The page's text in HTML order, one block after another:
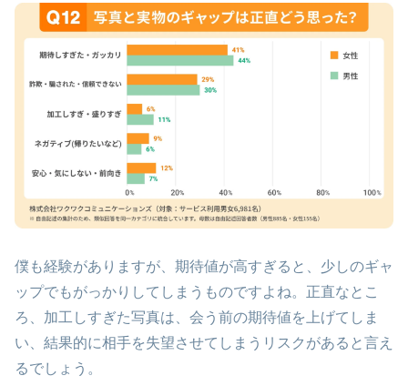
僕も経験がありますが、期待値が高すぎると、少しのギャ
ップでもがっかりしてしまうものですよね。正直なとこ
ろ、加工しすぎた写真は、会う前の期待値を上げてしま
い、結果的に相手を失望させてしまうリスクがあると言え
るでしょう。